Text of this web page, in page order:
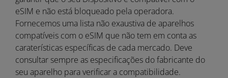
eSIM e não está bloqueado pela operadora.
Fornecemos uma lista não exaustiva de aparelhos
compatíveis com o eSIM que não tem em conta as
caraterísticas específicas de cada mercado. Deve
consultar sempre as especificações do fabricante do
seu aparelho para verificar a compatibilidade.